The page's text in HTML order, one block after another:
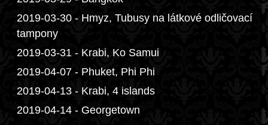
2019-03-30 - Hmyz, Tubusy na látkové odličovací
tampony
2019-03-31 - Krabi, Ko Samui
2019-04-07 - Phuket, Phi Phi
2019-04-13 - Krabi, 4 islands
2019-04-14 - Georgetown